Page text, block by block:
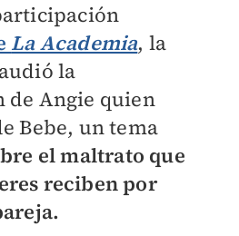
La Academia, la
la
de Angie quien
Bebe, un tema
el maltrato que
reciben por